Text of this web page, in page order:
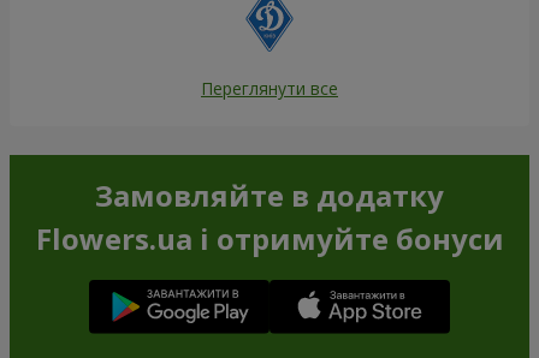
Переглянути все
Замовляйте в додатку
Flowers.ua і отримуйте бонуси